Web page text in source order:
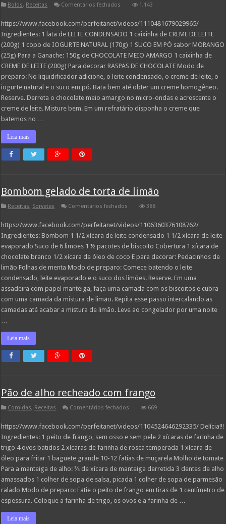
Bolos, Receitas Comentários fechados 1,143
https://www.facebook.com/perfeitanet/videos/1110481679029965/
Ingredientes: 1 lata de LEITE CONDENSADO 1 caixinha de CREME DE LEITE
(200g) 1 copo de IOGURTE NATURAL (170g) 1 SUCO EM PÓ sabor MORANGO
(25g) Para a Ganache: 150g de CHOCOLATE MEIO AMARGO 1 caixinha de
CREME DE LEITE (200g) Para decorar RASPAS DE CHOCOLATE Modo de
preparo: No liquidificador adicione, o leite condensado, o creme de leite, o
iogurte natural e o suco em pó. Bata bem até obter um creme homogêneo.
Reserve. Derreta o chocolate meio amargo no micro-ondas e acrescente o
creme de leite. Misture bem. Em um refratário disponha o creme que
batemos no …
Leia mais
Bombom gelado de torta de limão
Receitas, Sorvetes Comentários fechados
de
de
limão
388
https://www.facebook.com/perfeitanet/videos/1106360376108762/
Ingredientes: Bombom 1 1/2 xícara de leite condensado 1 1/2 xícara de leite
evaporado Suco de 6 limões 1 ½ pacotes de biscoito Cobertura 1 xícara de
chocolate branco 1/2 xícara de óleo de coco E para decorar: Pedacinhos de
limão Folhas de menta Modo de preparo: Comece batendo o leite
condensado, leite evaporado e o suco dos limões. Reserve. Em uma
assadeira com papel manteiga, faça uma camada com os biscoitos e cubra
com uma camada da mistura de limão. Repita esse passo intercalando as
camadas até acabar a mistura de limão. Leve ao congelador por uma noite
…
Leia mais
Pão de alho recheado com frango
Comidas, Receitas Comentários fechados
alho
recheado
com
frango
669
https://www.facebook.com/perfeitanet/videos/1104524646292335/ Delícia!!!
Ingredientes: 1 peito de frango, sem osso e sem pele 2 xícaras de farinha de
trigo 4 ovos batidos 2 xícaras de farinha de rosca temperada 1 xícara de
óleo para fritar 1 baguete grande 10-12 fatias de muçarela Molho de tomate
Para a manteiga de alho: ⅓ de xícara de manteiga derretida 3 dentes de alho
amassados 1 colher de sopa de salsa, picada 1 colher de sopa de parmesão
ralado Modo de preparo: Fatie o peito de frango em tiras de 1 centímetro de
espessura. Coloque a farinha de trigo, os ovos e a farinha de …
Leia mais